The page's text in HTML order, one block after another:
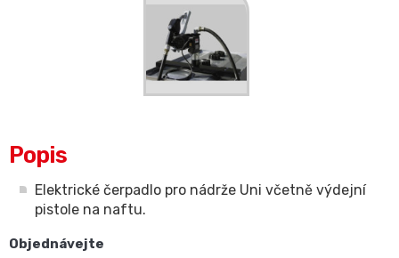
Popis
Elektrické čerpadlo pro nádrže Uni včetně výdejní
pistole na naftu.
Objednávejte